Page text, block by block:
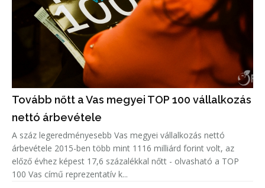
Tovább nőtt a Vas megyei TOP 100 vállalkozás
nettó árbevétele
A száz legeredményesebb Vas megyei vállalkozás nettó
árbevétele 2015-ben több mint 1116 milliárd forint volt, az
előző évhez képest 17,6 százalékkal nőtt - olvasható a TOP
100 Vas című reprezentatív k...